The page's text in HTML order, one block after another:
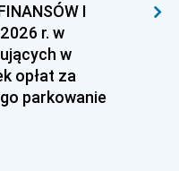
I
r. w
w
opłat za
parkowanie